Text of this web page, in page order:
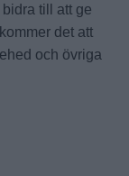
till att ge
det att
och övriga